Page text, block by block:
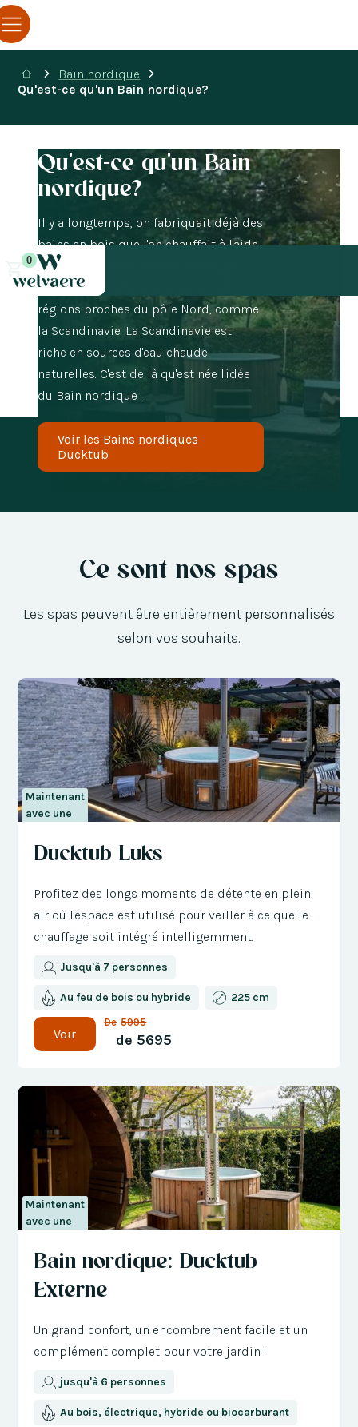
0
Bain nordique
Qu'est-ce qu'un Bain nordique?
Qu'est-ce qu'un Bain
nordique?
Il y a longtemps, on fabriquait déjà des
bains en bois que l'on chauffait à l'aide
d'un poêle à bois. Le Bain nordique a
une longue histoire et provient de
régions proches du pôle Nord, comme
la Scandinavie. La Scandinavie est
riche en sources d'eau chaude
naturelles. C'est de là qu'est née l'idée
du Bain nordique .
Voir les Bains nordiques
Ducktub
Ce sont nos spas
Les spas peuvent être entièrement personnalisés
selon vos souhaits.
Maintenant
avec une
de 300 €
Ducktub Luks
Profitez des longs moments de détente en plein
air où l'espace est utilisé pour veiller à ce que le
chauffage soit intégré intelligemment.
Jusqu'à 7 personnes
Au feu de bois ou hybride 225 cm
Voir
De 5995
de 5695
Maintenant
avec une
de 300 €
Bain nordique: Ducktub
Externe
Un grand confort, un encombrement facile et un
complément complet pour votre jardin !
jusqu'à 6 personnes
Au bois, électrique, hybride ou biocarburant